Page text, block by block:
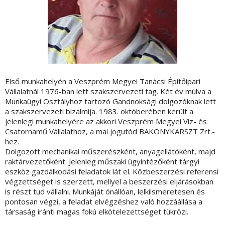
Első munkahelyén a Veszprém Megyei Tanácsi Építőipari
Vállalatnál 1976-ban lett szakszervezeti tag. Két év múlva a
Munkaügyi Osztályhoz tartozó Gandnoksági dolgozóknak lett
a szakszervezeti bizalmija. 1983. októberében került a
jelenlegi munkahelyére az akkori Veszprém Megyei Víz- és
Csatornamű Vállalathoz, a mai jogutód BAKONYKARSZT Zrt.-
hez.
Dolgozott mechanikai műszerészként, anyagellátóként, majd
raktárvezetőként. Jelenleg műszaki ügyintézőként tárgyi
eszköz gazdálkodási feladatok lát el. Közbeszerzési referensi
végzettséget is szerzett, mellyel a beszerzési eljárásokban
is részt tud vállalni. Munkáját önállóan, lelkiismeretesen és
pontosan végzi, a feladat elvégzéshez való hozzáállása a
társaság iránti magas fokú elkötelezettséget tükrözi.